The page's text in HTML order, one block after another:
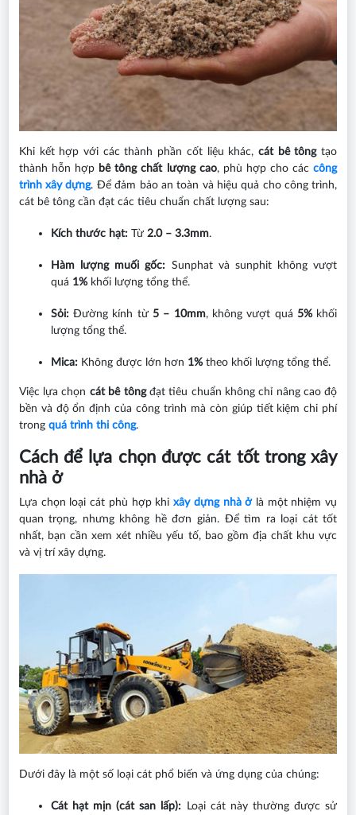
Khi kết hợp với các thành phần cốt liệu khác,cát bê tôngtạo
thành hỗn hợp bê tông chất lượng cao, phù hợp cho cáccông
trình xây dựng. Để đảm bảo an toàn và hiệu quả cho công trình,
cát bê tông cần đạt các tiêu chuẩn chất lượng sau:
Kích thước hạt:Từ 2.0 – 3.3mm.
Hàm lượng muối gốc: Sunphat và sunphit không vượt
quá 1%khối lượng tổng thể.
Sỏi:Đường kính từ 5 – 10mm, không vượt quá 5%khối
lượng tổng thể.
Mica:Không được lớn hơn 1%theo khối lượng tổng thể.
Việc lựa chọn cát bê tôngđạt tiêu chuẩn không chỉ nâng cao độ
bền và độ ổn định của công trình mà còn giúp tiết kiệm chi phí
trong quá trình thi công.
Cách để lựa chọn được cát tốt trong xây
nhà ở
Lựa chọn loại cát phù hợp khi xây dựng nhà ở là một nhiệm vụ
quan trọng, nhưng không hề đơn giản. Để tìm ra loại cát tốt
nhất, bạn cần xem xét nhiều yếu tố, bao gồm địa chất khu vực
và vị trí xây dựng.
Dưới đây là một số loại cát phổ biến và ứng dụng của chúng:
Cát hạt mịn (cát san lấp): Loại cát này thường được sử